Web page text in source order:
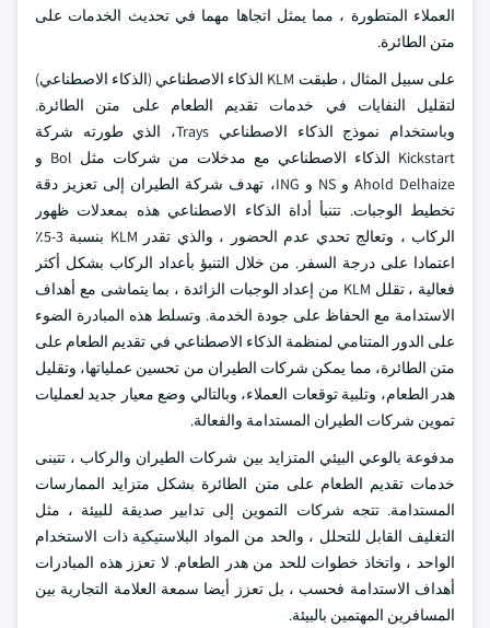
العملاء المتطورة ، مما يمثل اتجاها مهما في تحديث الخدمات على
متن الطائرة.
على سبيل المثال ، طبقت KLM الذكاء الاصطناعي (الذكاء الاصطناعي)
لتقليل النفايات في خدمات تقديم الطعام على متن الطائرة.
وباستخدام نموذج الذكاء الاصطناعي Trays، الذي طورته شركة
Kickstart الذكاء الاصطناعي مع مدخلات من شركات مثل Bol و
Ahold Delhaize و NS و ING، تهدف شركة الطيران إلى تعزيز دقة
تخطيط الوجبات. تتنبأ أداة الذكاء الاصطناعي هذه بمعدلات ظهور
الركاب ، وتعالج تحدي عدم الحضور ، والذي تقدر KLM بنسبة 3-5٪
اعتمادا على درجة السفر. من خلال التنبؤ بأعداد الركاب بشكل أكثر
فعالية ، تقلل KLM من إعداد الوجبات الزائدة ، بما يتماشى مع أهداف
الاستدامة مع الحفاظ على جودة الخدمة. وتسلط هذه المبادرة الضوء
على الدور المتنامي لمنظمة الذكاء الاصطناعي في تقديم الطعام على
متن الطائرة، مما يمكن شركات الطيران من تحسين عملياتها، وتقليل
هدر الطعام، وتلبية توقعات العملاء، وبالتالي وضع معيار جديد لعمليات
تموين شركات الطيران المستدامة والفعالة.
مدفوعة بالوعي البيئي المتزايد بين شركات الطيران والركاب ، تتبنى
خدمات تقديم الطعام على متن الطائرة بشكل متزايد الممارسات
المستدامة. تتجه شركات التموين إلى تدابير صديقة للبيئة ، مثل
التغليف القابل للتحلل ، والحد من المواد البلاستيكية ذات الاستخدام
الواحد ، واتخاذ خطوات للحد من هدر الطعام. لا تعزز هذه المبادرات
أهداف الاستدامة فحسب ، بل تعزز أيضا سمعة العلامة التجارية بين
المسافرين المهتمين بالبيئة.